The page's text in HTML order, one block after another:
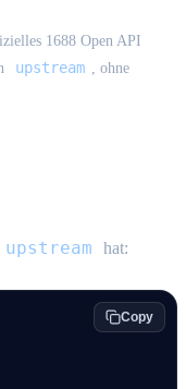
1688 Open API
upstream
, ohne
upstream hat:
Copy